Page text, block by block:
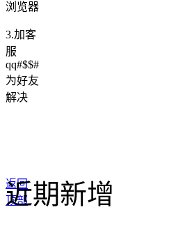
浏览器
3.加客
服
qq#$$#
为好友
解决
返回
顶部
近期新增